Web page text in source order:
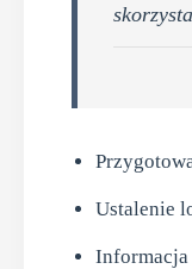
Ustalenie
Informacja